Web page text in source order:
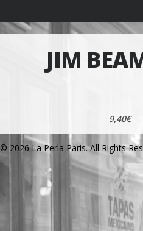
JIM
9,40€
© 2026 La Perla Paris. All Rights